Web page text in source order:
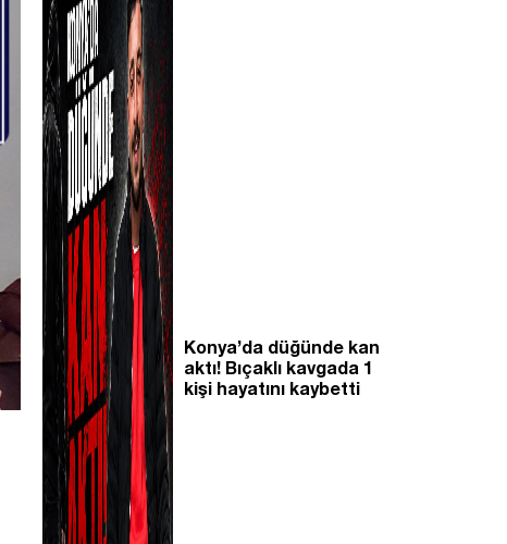
Konya’da düğünde kan
aktı! Bıçaklı kavgada 1
kişi hayatını kaybetti